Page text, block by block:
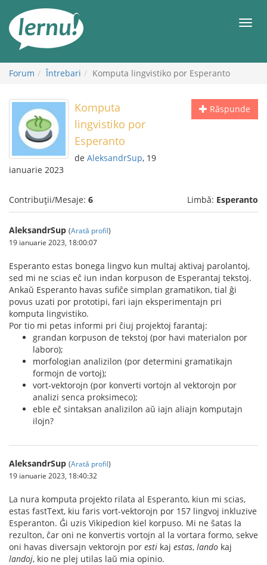
conținut
Forum Întrebari Komputa lingvistiko por Esperanto
Răspunde
Komputa
lingvistiko por
Esperanto
de AleksandrSup, 19
ianuarie 2023
Contribuții/Mesaje: 6 Limbă: Esperanto
AleksandrSup (Arată profil)
19 ianuarie 2023, 18:00:07
Esperanto estas bonega lingvo kun multaj aktivaj parolantoj,
sed mi ne scias eĉ iun indan korpuson de Esperantaj tekstoj.
Ankaŭ Esperanto havas sufiĉe simplan gramatikon, tial ĝi
povus uzati por prototipi, fari iajn eksperimentajn pri
komputa lingvistiko.
Por tio mi petas informi pri ĉiuj projektoj farantaj:
grandan korpuson de tekstoj (por havi materialon por
laboro);
morfologian analizilon (por determini gramatikajn
formojn de vortoj);
vort-vektorojn (por konverti vortojn al vektorojn por
analizi senca proksimeco);
eble eĉ sintaksan analizilon aŭ iajn aliajn komputajn
ilojn?
AleksandrSup (Arată profil)
19 ianuarie 2023, 18:40:32
La nura komputa projekto rilata al Esperanto, kiun mi scias,
estas fastText, kiu faris vort-vektorojn por 157 lingvoj inkluzive
Esperanton. Ĝi uzis Vikipedion kiel korpuso. Mi ne ŝatas la
rezulton, ĉar oni ne konvertis vortojn al la vortara formo, sekve
oni havas diversajn vektorojn por esti kaj estas, lando kaj
landoj, kio ne plej utilas laŭ mia opinio.